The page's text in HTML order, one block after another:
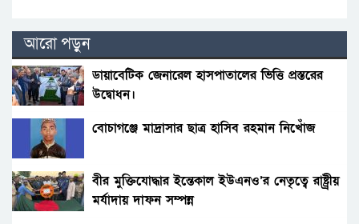
আরো পড়ুন
ডায়াবেটিক জেনারেল হাসপাতালের ভিত্তি প্রস্তরের
উদ্বোধন।
বোচাগঞ্জে মাদ্রাসার ছাত্র হাসিব রহমান নিখোঁজ
বীর মুক্তিযোদ্ধার ইন্তেকাল ইউএনও’র নেতৃত্বে রাষ্ট্র্রীয়
মর্যাদায় দাফন সম্পন্ন